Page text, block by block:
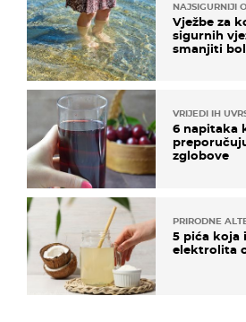
NAJSIGURNIJI
Vježbe za
sigurnih
smanjiti
VRIJEDI IH
6 napitaka
zglobove
PRIRODNE
5 pića koja
elektrolita